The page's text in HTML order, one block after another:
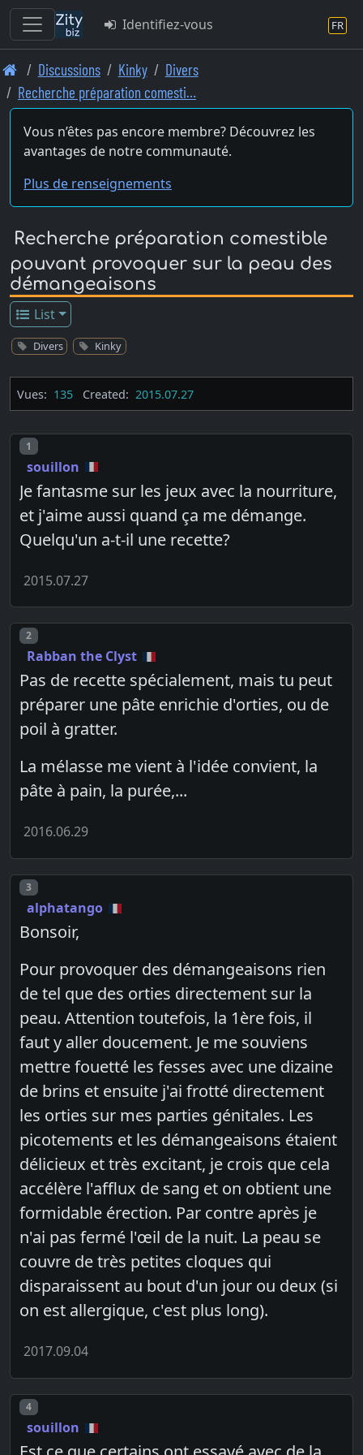
Skip
to
main
content
Identifiez-vous FR
Discussions Kinky
Divers
Recherche préparation comesti…
Vous n’êtes pas encore membre? Découvrez les
avantages de notre communauté.
Plus de renseignements
Recherche préparation comestible
pouvant provoquer sur la peau des
démangeaisons
List
Divers Kinky
Vues: 135 Created: 2015.07.27
Post number
1
souillon
Je fantasme sur les jeux avec la nourriture,
et j'aime aussi quand ça me démange.
Quelqu'un a-t-il une recette?
2015.07.27
Post number
2
Rabban the Clyst
Pas de recette spécialement, mais tu peut
préparer une pâte enrichie d'orties, ou de
poil à gratter.
La mélasse me vient à l'idée convient, la
pâte à pain, la purée,...
2016.06.29
Post number
3
alphatango
Bonsoir,
Pour provoquer des démangeaisons rien
de tel que des orties directement sur la
peau. Attention toutefois, la 1ère fois, il
faut y aller doucement. Je me souviens
mettre fouetté les fesses avec une dizaine
de brins et ensuite j'ai frotté directement
les orties sur mes parties génitales. Les
picotements et les démangeaisons étaient
délicieux et très excitant, je crois que cela
accélère l'afflux de sang et on obtient une
formidable érection. Par contre après je
n'ai pas fermé l'œil de la nuit. La peau se
couvre de très petites cloques qui
disparaissent au bout d'un jour ou deux (si
on est allergique, c'est plus long).
2017.09.04
Post number
4
souillon